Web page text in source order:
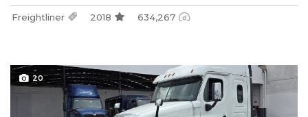
Freightliner 2018 634,267
20